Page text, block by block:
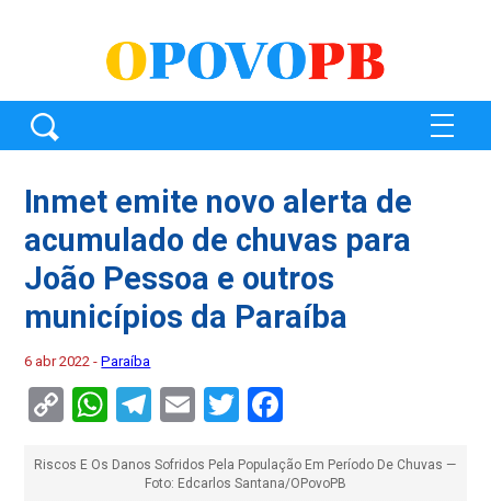
Inmet emite novo alerta de
acumulado de chuvas para
João Pessoa e outros
municípios da Paraíba
6 abr 2022 -Paraíba
CopyWhatsApp
Telegram
EmailTwitter
Riscos E Os Danos Sofridos Pela População Em Período De Chuvas —
Foto: Edcarlos Santana/OPovoPB